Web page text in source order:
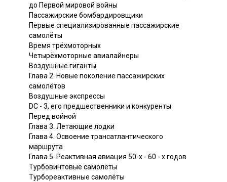
до Первой мировой войны
Пассажирские бомбардировщики
Первые специализированные пассажирские
самолёты
Время трёхмоторных
Четырёхмоторные авиалайнеры
Воздушные гиганты
Глава 2. Новые поколение пассажирских
самолётов
Воздушные экспрессы
DC - 3, его предшественники и конкуренты
Перед войной
Глава 3. Летающие лодки
Глава 4. Освоение трансатлантического
маршрута
Глава 5. Реактивная авиация 50-х - 60 - х годов
Турбовинтовые самолёты
Турбореактивные самолёты